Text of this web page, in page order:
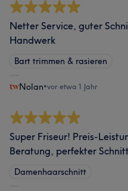
Netter Service, guter
Handwerk
Bart trimmen & rasieren
Nolan•vor etwa 1 Jahr
Super Friseur! Preis-
Beratung, perfekter
Damenhaarschnitt